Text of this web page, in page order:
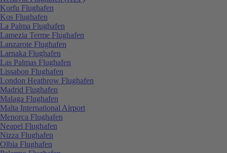
Korfu Flughafen
Kos Flughafen
La Palma Flughafen
Lamezia Terme Flughafen
Lanzarote Flughafen
Larnaka Flughafen
Las Palmas Flughafen
Lissabon Flughafen
London Heathrow Flughafen
Madrid Flughafen
Malaga Flughafen
Malta International Airport
Menorca Flughafen
Neapel Flughafen
Nizza Flughafen
Olbia Flughafen